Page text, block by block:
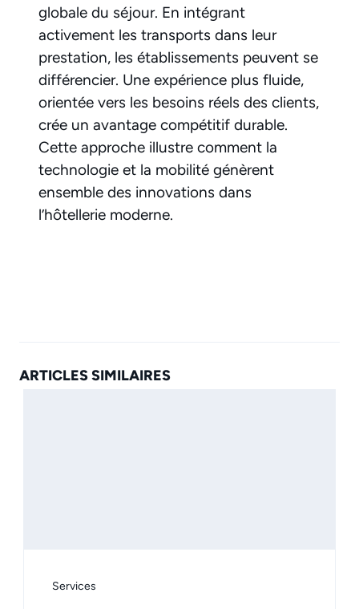
globale du séjour. En intégrant
activement les transports dans leur
prestation, les établissements peuvent se
différencier. Une expérience plus fluide,
orientée vers les besoins réels des clients,
crée un avantage compétitif durable.
Cette approche illustre comment la
technologie et la mobilité génèrent
ensemble des innovations dans
l’hôtellerie moderne.
ARTICLES SIMILAIRES
Services